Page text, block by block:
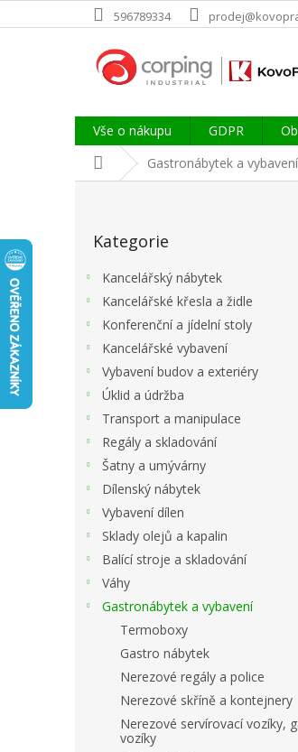
na
596789334
Vše o nákupu GDPR
Domů Gastronábytek a vybavení
kategorie
Kategorie
Kancelářský nábytek
Kancelářské křesla a židle
Konferenční a jídelní stoly
Kancelářské vybavení
Vybavení budov a exteriéry
Úklid a údržba
Transport a manipulace
Regály a skladování
Šatny a umývárny
Dílenský nábytek
Vybavení dílen
Sklady olejů a kapalin
Balící stroje a skladování
Váhy
Gastronábytek a vybavení
Termoboxy
Gastro nábytek
Nerezové regály a police
Nerezové skříně a kontejnery
Nerezové servírovací vozíky,
vozíky